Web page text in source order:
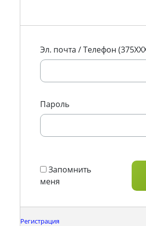
Эл. почта / Телефон
Пароль
Запомнить
меня
Регистрация